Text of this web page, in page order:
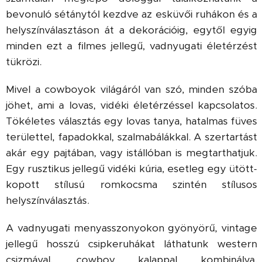
bevonuló sétánytól kezdve az esküvői ruhákon és a
helyszínválasztáson át a dekorációig, egytől egyig
minden ezt a filmes jellegű, vadnyugati életérzést
tükrözi.
Mivel a cowboyok világáról van szó, minden szóba
jöhet, ami a lovas, vidéki életérzéssel kapcsolatos.
Tökéletes választás egy lovas tanya, hatalmas füves
területtel, fapadokkal, szalmabálákkal. A szertartást
akár egy pajtában, vagy istállóban is megtarthatjuk.
Egy rusztikus jellegű vidéki kúria, esetleg egy ütött-
kopott stílusú romkocsma szintén stílusos
helyszínválasztás.
A vadnyugati menyasszonyokon gyönyörű, vintage
jellegű hosszú csipkeruhákat láthatunk western